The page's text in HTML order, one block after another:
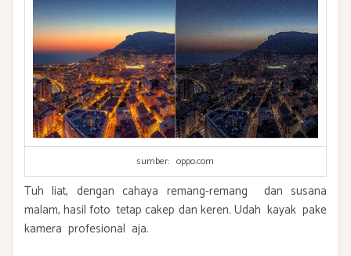
sumber: oppo.com
Tuh liat, dengan cahaya remang-remang dan susana
malam, hasil foto tetap cakep dan keren. Udah kayak pake
kamera profesional aja.